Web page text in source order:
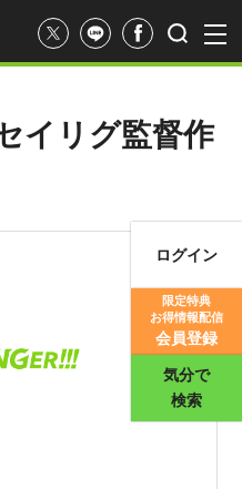
ログイン
限定特典
お得情報配信
会員登録
気分で
検索
イリグ監督作